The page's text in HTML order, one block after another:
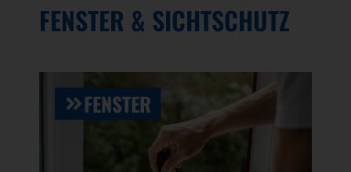
FENSTER & SICHTSCHUTZ
FENSTER